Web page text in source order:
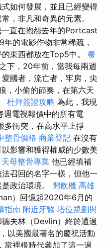
如何發展，並且已經變得
，非凡和奇異的元素。
一直在抱怨去年的Portcast
的電影作物非常稀疏，
東西都放在Top5中。 餐
下，20年前，當我每兩週
國者，流亡者，牢房，尖
，小偷的節奏，在第六天
杜拜簽證攻略 為此，我現
週電視報價中的所有電
多衝突，在高水平上掙
整骨價格 商業登記 在沒有
影響和獲得權威的少數美
天母整骨專業 他已經填補
召回的名字一樣，但他一
政治環境。 開飲機 高雄
）回憶起2020年6月的
指南 附近牙醫 塔位規劃與
夫林（Devlin）終於通過
以美國最著名的慶祝活動
當裡根時代參加了這一過